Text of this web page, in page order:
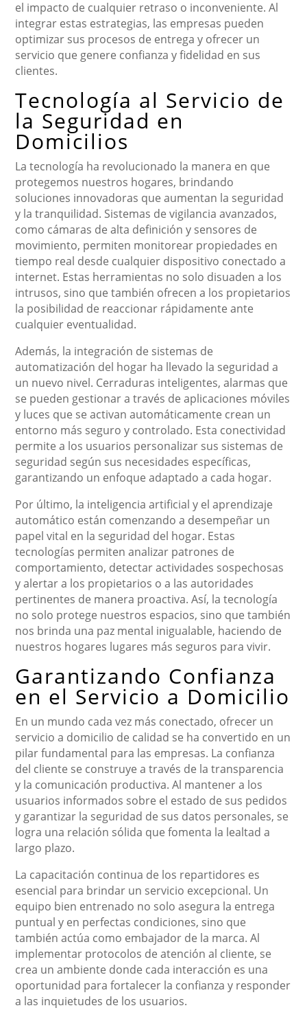
el impacto de cualquier retraso o inconveniente. Al
integrar estas estrategias, las empresas pueden
optimizar sus procesos de entrega y ofrecer un
servicio que genere confianza y fidelidad en sus
clientes.
Tecnología al Servicio de
la Seguridad en
Domicilios
La tecnología ha revolucionado la manera en que
protegemos nuestros hogares, brindando
soluciones innovadoras que aumentan la seguridad
y la tranquilidad. Sistemas de vigilancia avanzados,
como cámaras de alta definición y sensores de
movimiento, permiten monitorear propiedades en
tiempo real desde cualquier dispositivo conectado a
internet. Estas herramientas no solo disuaden a los
intrusos, sino que también ofrecen a los propietarios
la posibilidad de reaccionar rápidamente ante
cualquier eventualidad.
Además, la integración de sistemas de
automatización del hogar ha llevado la seguridad a
un nuevo nivel. Cerraduras inteligentes, alarmas que
se pueden gestionar a través de aplicaciones móviles
y luces que se activan automáticamente crean un
entorno más seguro y controlado. Esta conectividad
permite a los usuarios personalizar sus sistemas de
seguridad según sus necesidades específicas,
garantizando un enfoque adaptado a cada hogar.
Por último, la inteligencia artificial y el aprendizaje
automático están comenzando a desempeñar un
papel vital en la seguridad del hogar. Estas
tecnologías permiten analizar patrones de
comportamiento, detectar actividades sospechosas
y alertar a los propietarios o a las autoridades
pertinentes de manera proactiva. Así, la tecnología
no solo protege nuestros espacios, sino que también
nos brinda una paz mental inigualable, haciendo de
nuestros hogares lugares más seguros para vivir.
Garantizando Confianza
en el Servicio a Domicilio
En un mundo cada vez más conectado, ofrecer un
servicio a domicilio de calidad se ha convertido en un
pilar fundamental para las empresas. La confianza
del cliente se construye a través de la transparencia
y la comunicación productiva. Al mantener a los
usuarios informados sobre el estado de sus pedidos
y garantizar la seguridad de sus datos personales, se
logra una relación sólida que fomenta la lealtad a
largo plazo.
La capacitación continua de los repartidores es
esencial para brindar un servicio excepcional. Un
equipo bien entrenado no solo asegura la entrega
puntual y en perfectas condiciones, sino que
también actúa como embajador de la marca. Al
implementar protocolos de atención al cliente, se
crea un ambiente donde cada interacción es una
oportunidad para fortalecer la confianza y responder
a las inquietudes de los usuarios.